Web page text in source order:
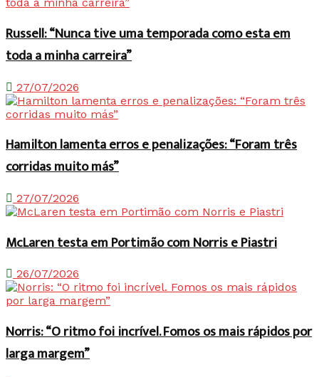
Russell: “Nunca tive uma temporada como esta em
toda a minha carreira”
27/07/2026
Hamilton lamenta erros e penalizações: “Foram três
corridas muito más”
27/07/2026
McLaren testa em Portimão com Norris e Piastri
26/07/2026
Norris: “O ritmo foi incrível. Fomos os mais rápidos por
larga margem”